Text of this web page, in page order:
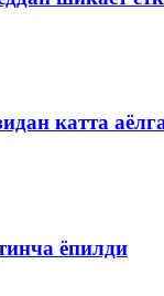
катта
ёпилди